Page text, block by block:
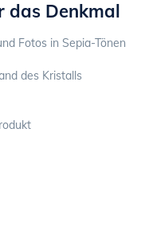
das Denkmal
Fotos in Sepia-Tönen
des Kristalls